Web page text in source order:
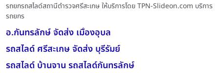
รถยกรถสไลด์สถานีตำรวจศรีสะเกษ ให้บริการโดย TPN-Slideon.com บริการ
รถยกร
อ.กันทรลักษ์ จัดส่ง เมื่องอุบล
รถสไลด์ ศรีสะเกษ จัดส่ง บุรีรัมย์
รถสไลด์ บ้านจาน รถสไลด์กันทรลักษ์